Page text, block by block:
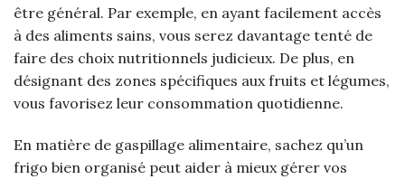
être général. Par exemple, en ayant facilement accès
à des aliments sains, vous serez davantage tenté de
faire des choix nutritionnels judicieux. De plus, en
désignant des zones spécifiques aux fruits et légumes,
vous favorisez leur consommation quotidienne.
En matière de gaspillage alimentaire, sachez qu’un
frigo bien organisé peut aider à mieux gérer vos